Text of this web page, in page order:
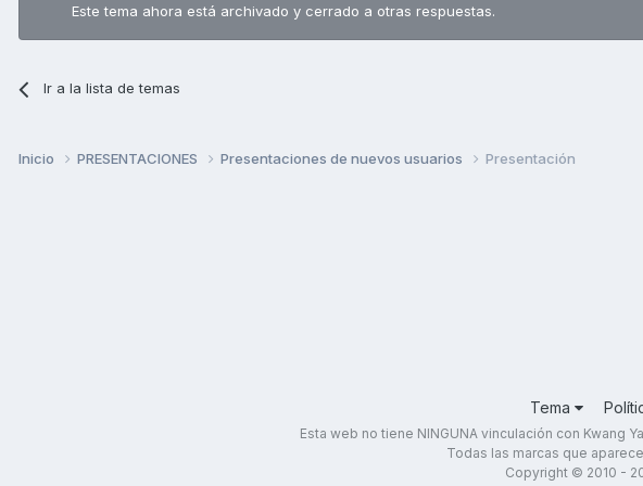
Este tema ahora está archivado y cerrado a otras respuestas.
Ir a la lista de temas
Inicio PRESENTACIONES Presentaciones de nuevos usuarios Presentación
Tema
Esta web no tiene NINGUNA vinculación con Kwang
Todas las marcas que
Copyright © 2010 -